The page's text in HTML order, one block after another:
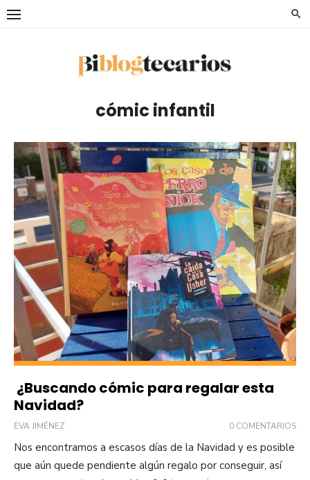
Saltar
cómic infantil
¿Buscando cómic para regalar esta
Navidad?
EVA JIMÉNEZ 0 COMENTARIOS
Nos encontramos a escasos días de la Navidad y es posible
que aún quede pendiente algún regalo por conseguir, así